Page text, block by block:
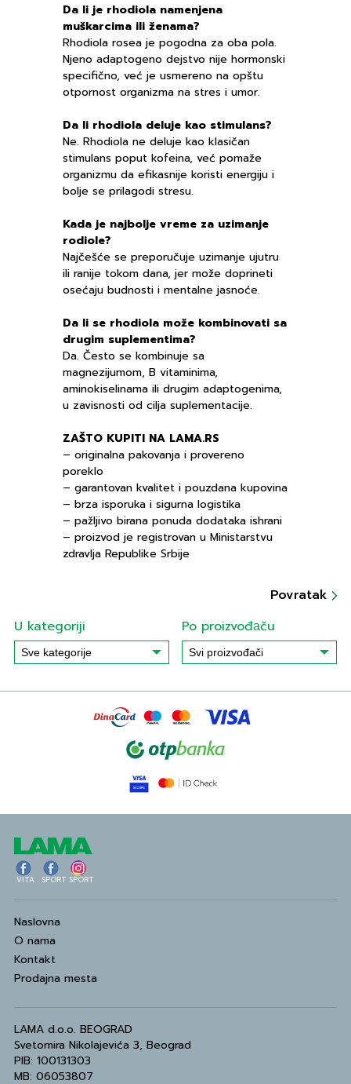
Da li je rhodiola namenjena
muškarcima ili ženama?
Rhodiola rosea je pogodna za oba pola.
Njeno adaptogeno dejstvo nije hormonski
specifično, već je usmereno na opštu
otpornost organizma na stres i umor.
Da li rhodiola deluje kao stimulans?
Ne. Rhodiola ne deluje kao klasičan
stimulans poput kofeina, već pomaže
organizmu da efikasnije koristi energiju i
bolje se prilagodi stresu.
Kada je najbolje vreme za uzimanje
rodiole?
Najčešće se preporučuje uzimanje ujutru
ili ranije tokom dana, jer može doprineti
osećaju budnosti i mentalne jasnoće.
Da li se rhodiola može kombinovati sa
drugim suplementima?
Da. Često se kombinuje sa
magnezijumom, B vitaminima,
aminokiselinama ili drugim adaptogenima,
u zavisnosti od cilja suplementacije.
ZAŠTO KUPITI NA LAMA.RS
– originalna pakovanja i provereno
poreklo
– garantovan kvalitet i pouzdana kupovina
– brza isporuka i sigurna logistika
– pažljivo birana ponuda dodataka ishrani
– proizvod je registrovan u Ministarstvu
zdravlja Republike Srbije
Povratak
U kategoriji
Po proizvođаču
VITA SPORT SPORT
Naslovna
O nama
Kontakt
Prodajna mesta
LAMA d.o.o. BEOGRAD
Svetomira Nikolajevića 3, Beograd
PIB: 100131303
MB: 06053807